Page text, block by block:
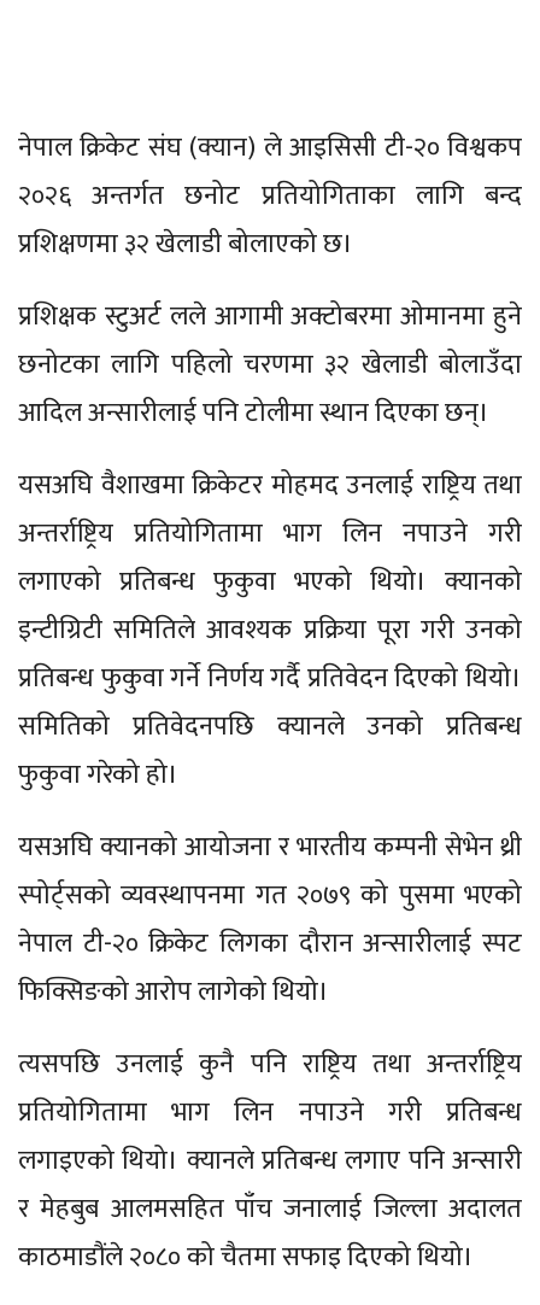
नेपाल क्रिकेट संघ (क्यान) ले आइसिसी टी-२० विश्वकप
२०२६ अन्तर्गत छनोट प्रतियोगिताका लागि बन्द
प्रशिक्षणमा ३२ खेलाडी बोलाएको छ।
प्रशिक्षक स्टुअर्ट लले आगामी अक्टोबरमा ओमानमा हुने
छनोटका लागि पहिलो चरणमा ३२ खेलाडी बोलाउँदा
आदिल अन्सारीलाई पनि टोलीमा स्थान दिएका छन्।
यसअघि वैशाखमा क्रिकेटर मोहमद उनलाई राष्ट्रिय तथा
अन्तर्राष्ट्रिय प्रतियोगितामा भाग लिन नपाउने गरी
लगाएको प्रतिबन्ध फुकुवा भएको थियो। क्यानको
इन्टीग्रिटी समितिले आवश्यक प्रक्रिया पूरा गरी उनको
प्रतिबन्ध फुकुवा गर्ने निर्णय गर्दै प्रतिवेदन दिएको थियो।
समितिको प्रतिवेदनपछि क्यानले उनको प्रतिबन्ध
फुकुवा गरेको हो।
यसअघि क्यानको आयोजना र भारतीय कम्पनी सेभेन थ्री
स्पोर्ट्सको व्यवस्थापनमा गत २०७९ को पुसमा भएको
नेपाल टी-२० क्रिकेट लिगका दौरान अन्सारीलाई स्पट
फिक्सिङको आरोप लागेको थियो।
त्यसपछि उनलाई कुनै पनि राष्ट्रिय तथा अन्तर्राष्ट्रिय
प्रतियोगितामा भाग लिन नपाउने गरी प्रतिबन्ध
लगाइएको थियो। क्यानले प्रतिबन्ध लगाए पनि अन्सारी
र मेहबुब आलमसहित पाँच जनालाई जिल्ला अदालत
काठमाडौंले २०८० को चैतमा सफाइ दिएको थियो।